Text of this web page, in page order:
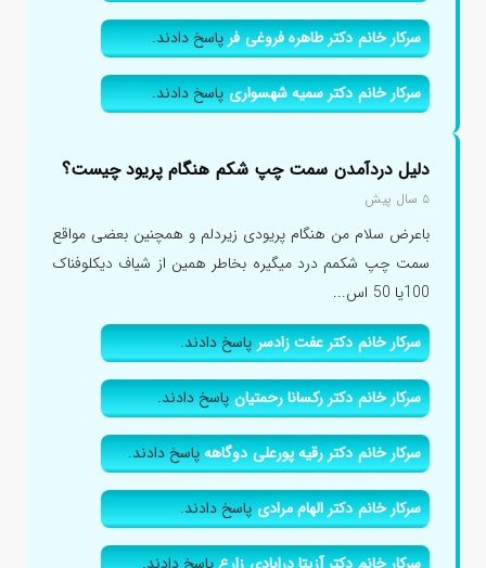
سرکار خانم دکتر طاهره فروغی فرپاسخ دادند.
سرکار خانم دکتر سمیه شهسواریپاسخ دادند.
دلیل دردآمدن سمت چپ شکم هنگام پریود چیست؟
۵ سال پیش
باعرض سلام من هنگام پریودی زیردلم و همچنین بعضی مواقع
سمت چپ شکمم درد میگیره بخاطر همین از شیاف دیکلوفناک
100یا 50 اس...
سرکار خانم دکتر عفت زادسرپاسخ دادند.
سرکار خانم دکتر رکسانا رحمتیانپاسخ دادند.
سرکار خانم دکتر رقیه پورعلی دوگاههپاسخ دادند.
سرکار خانم دکتر الهام مرادیپاسخ دادند.